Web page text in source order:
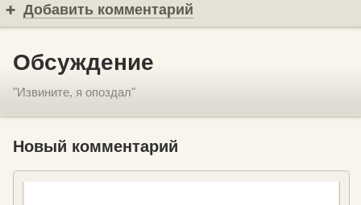
Добавить комментарий
Обсуждение
"Извините, я опоздал"
Новый комментарий